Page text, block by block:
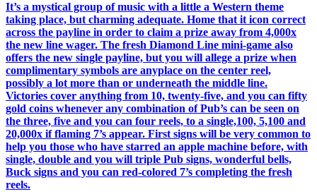
It’s a mystical group of music with a little a Western theme
taking place, but charming adequate. Home that it icon correct
across the payline in order to claim a prize away from 4,000x
the new line wager. The fresh Diamond Line mini-game also
offers the new single payline, but you will allege a prize when
complimentary symbols are anyplace on the center reel,
possibly a lot more than or underneath the middle line.
Victories cover anything from 10, twenty-five, and you can fifty
gold coins whenever any combination of Pub’s can be seen on
the three, five and you can four reels, to a single,100, 5,100 and
20,000x if flaming 7’s appear. First signs will be very common to
help you those who have starred an apple machine before, with
single, double and you will triple Pub signs, wonderful bells,
Buck signs and you can red-colored 7’s completing the fresh
reels.